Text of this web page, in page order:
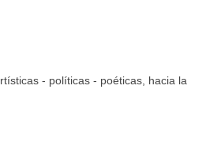
- políticas - poéticas, hacia la